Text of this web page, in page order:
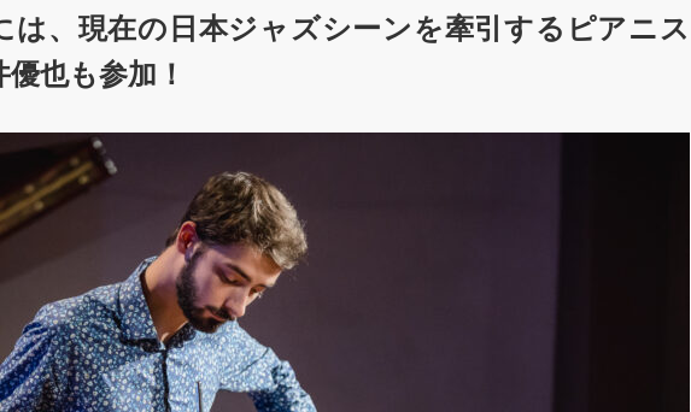
は、現在の日本ジャズシーンを牽引するピアニス
優也も参加！